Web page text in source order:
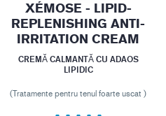
XÉMOSE - LIPID-
REPLENISHING ANTI-
IRRITATION CREAM
CREMĂ CALMANTĂ CU ADAOS
LIPIDIC
(Tratamente pentru tenul foarte uscat )